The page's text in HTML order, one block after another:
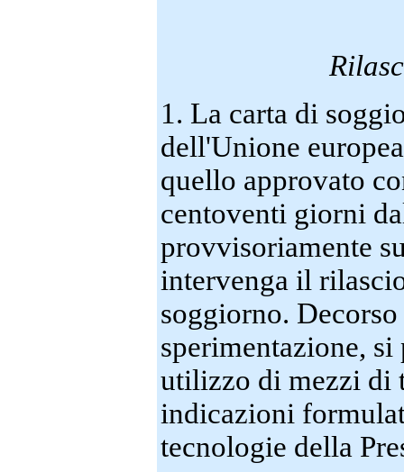
1. La carta di
dell'Unione
quello approvato
centoventi giorni
provvisoriamente
intervenga il
soggiorno.
sperimentazione,
utilizzo di mezzi di
indicazioni
tecnologie della